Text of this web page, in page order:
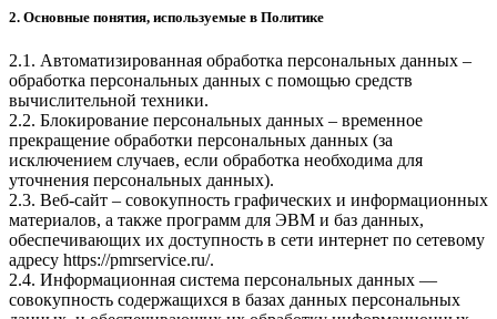
2. Основные понятия, используемые в Политике
2.1. Автоматизированная обработка персональных данных –
обработка персональных данных с помощью средств
вычислительной техники.
2.2. Блокирование персональных данных – временное
прекращение обработки персональных данных (за
исключением случаев, если обработка необходима для
уточнения персональных данных).
2.3. Веб-сайт – совокупность графических и информационных
материалов, а также программ для ЭВМ и баз данных,
обеспечивающих их доступность в сети интернет по сетевому
адресу https://pmrservice.ru/.
2.4. Информационная система персональных данных —
совокупность содержащихся в базах данных персональных